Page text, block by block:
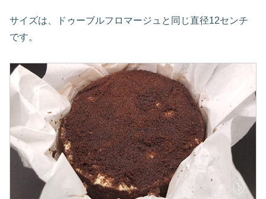
サイズは、ドゥーブルフロマージュと同じ直径12センチ
です。